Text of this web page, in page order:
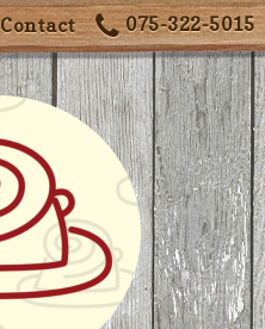
075-322-5015
Contact